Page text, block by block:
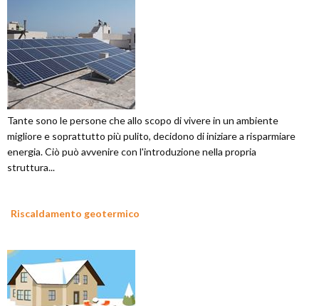
Tante sono le persone che allo scopo di vivere in un ambiente
migliore e soprattutto più pulito, decidono di iniziare a risparmiare
energia. Ciò può avvenire con l'introduzione nella propria
struttura...
Riscaldamento geotermico